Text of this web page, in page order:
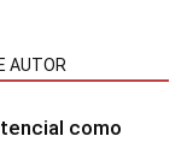
AUTOR
como